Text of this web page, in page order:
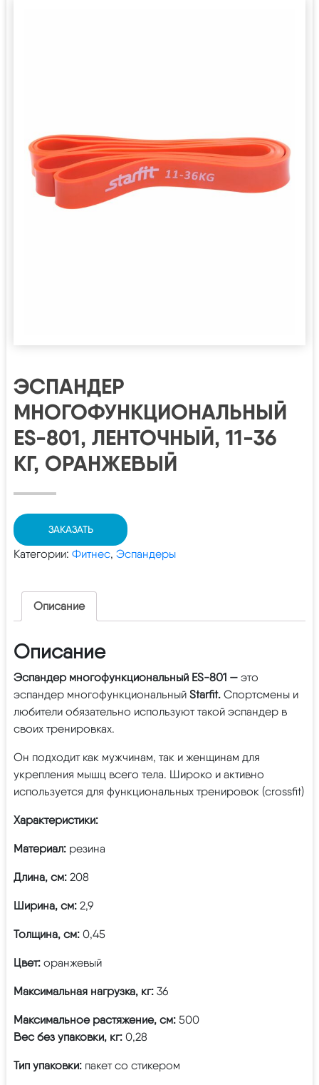
ЭСПАНДЕР
МНОГОФУНКЦИОНАЛЬНЫЙ
ES-801, ЛЕНТОЧНЫЙ, 11-36
КГ, ОРАНЖЕВЫЙ
ЗАКАЗАТЬ
Категории: Фитнес, Эспандеры
Описание
Описание
Эспандер многофункциональный ES-801 — это
эспандер многофункциональный Starfit. Спортсмены и
любители обязательно используют такой эспандер в
своих тренировках.
Он подходит как мужчинам, так и женщинам для
укрепления мышц всего тела. Широко и активно
используется для функциональных тренировок (crossfit)
Характеристики:
Материал: резина
Длина, см: 208
Ширина, см: 2,9
Толщина, см: 0,45
Цвет: оранжевый
Максимальная нагрузка, кг: 36
Максимальное растяжение, см: 500
Вес без упаковки, кг: 0,28
Тип упаковки: пакет со стикером